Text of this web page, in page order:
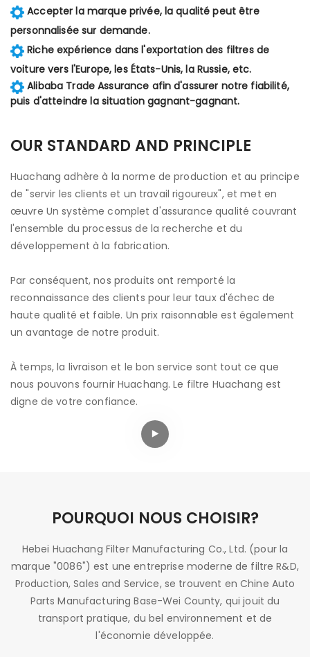
Accepter la marque privée, la qualité peut être
personnalisée sur demande.
Riche expérience dans l'exportation des filtres de
voiture vers l'Europe, les États-Unis, la Russie, etc.
Alibaba Trade Assurance afin d'assurer notre fiabilité,
puis d'atteindre la situation gagnant-gagnant.
OUR STANDARD AND PRINCIPLE
Huachang adhère à la norme de production et au principe
de "servir les clients et un travail rigoureux", et met en
œuvre Un système complet d'assurance qualité couvrant
l'ensemble du processus de la recherche et du
développement à la fabrication.
Par conséquent, nos produits ont remporté la
reconnaissance des clients pour leur taux d'échec de
haute qualité et faible. Un prix raisonnable est également
un avantage de notre produit.
À temps, la livraison et le bon service sont tout ce que
nous pouvons fournir Huachang. Le filtre Huachang est
digne de votre confiance.
POURQUOI NOUS CHOISIR?
Hebei Huachang Filter Manufacturing Co., Ltd. (pour la
marque "0086") est une entreprise moderne de filtre R&D,
Production, Sales and Service, se trouvent en Chine Auto
Parts Manufacturing Base-Wei County, qui jouit du
transport pratique, du bel environnement et de
l'économie développée.